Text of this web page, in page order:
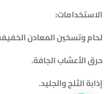
الاستخدامات:
لحام وتسخين المعادن
حرق الأعشاب الجافة.
إذابة الثلج والجليد.